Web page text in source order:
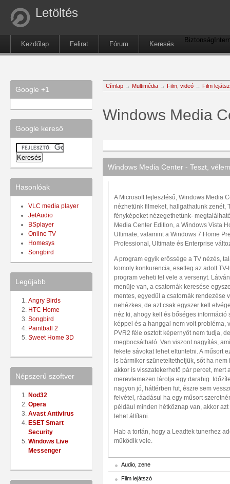
Letöltés
Kezdőlap Felirat Fórum Keresés
Biztonság
Google +1
Google kereső
Hasonlóak
VLC media player
JetAudio
BSplayer
Online TV
Homesys
Songbird
Legújabb
Angry Birds
HTC Home
Songbird
Paintball 2
Sweet Home 3D
Népszerű szoftver
Nod32
Opera
Avast Antivirus
ESET Smart
Security
Windows Live
Messenger
Címlap → Multimédia → Film, videó → Film
Windows Media
Windows Media Center - Teszt,
A Microsoft fejlesztésű, Windows Media
nézhetünk filmeket, hallgathatunk zenét,
fényképeket nézegethetünk-
Media Center Edition, a Windows Vista
Ultimate, valamint a Windows 7 Home
Professional, Ultimate és Enterprise
A program egyik erőssége a TV nézés,
komoly konkurencia, esetleg az adott
program veheti fel vele a versenyt.
menüje van, a csatornák keresése
mentes, egyedül a csatornák rendezése
nehézkes, de azt csak egyszer kell
néz ki, ahogy kell és bőséges információ
képpel és a hanggal nem volt probléma,
PVR2 féle osztott képernyőt nem tudja,
megbocsátható. Van viszont nagyítás,
fekete sávokat lehet eltüntetni. A műsort
is bármikor szüneteltethetjük, sőt ha nem
akkor is visszatekerhető pár percet, mert
merevlemezen tárolja egy darabig.
nagyon jó, háttérben fut, észre sem
felvétel, ráadásul ha egy műsort
például minden hétköznap van, akkor
lehet állítani.
Hab a tortán, hogy a Leadtek tunerhez
működik vele.
Audio, zene
Film lejátszó